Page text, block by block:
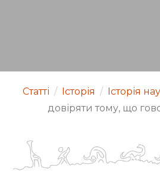
Статті / Історія / Історія
довіряти тому, що